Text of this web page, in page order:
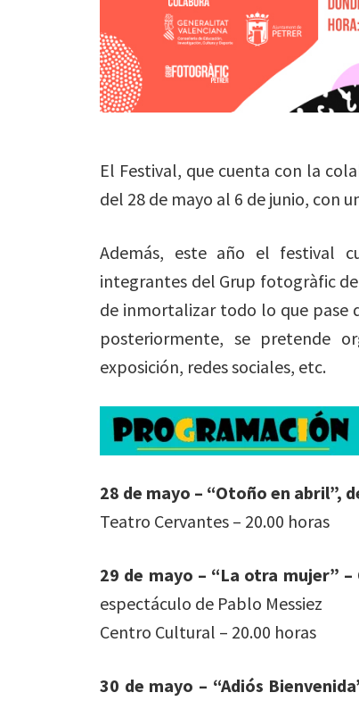
El Festival, que cuenta con la
del 28 de mayo al 6 de junio, con
Además, este año el festival
integrantes del Grup fotogràfic
de inmortalizar todo lo que pase
posteriormente, se pretende
exposición, redes sociales, etc.
28 de mayo – “Otoño en abril”,
Teatro Cervantes – 20.00 horas
29 de mayo – “La otra mujer” –
espectáculo de Pablo Messiez
Centro Cultural – 20.00 horas
30 de mayo – “Adiós